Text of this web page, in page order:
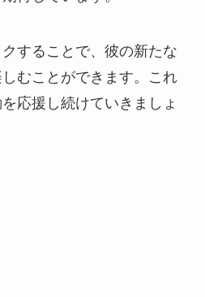
することで、彼の新たな
むことができます。これ
応援し続けていきましょ